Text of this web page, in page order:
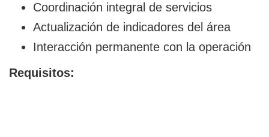
Coordinación integral de servicios
Actualización de indicadores del área
Interacción permanente con la operación
Requisitos: